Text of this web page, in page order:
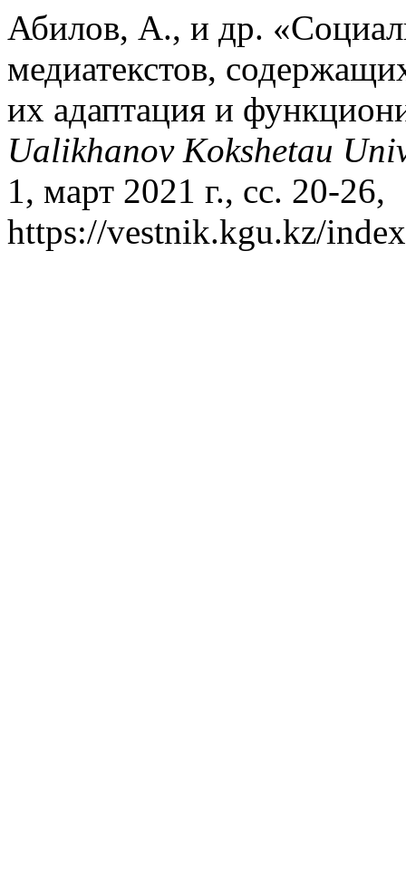
Абилов, А., и др.
медиатекстов,
их адаптация и
Ualikhanov Kokshetau
1, март 2021 г., сс. 20-26,
https://vestnik.kgu.kz/